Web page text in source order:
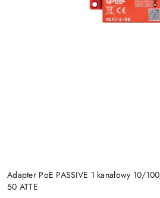
Adapter PoE PASSIVE 1 kanałowy 10/
50 ATTE